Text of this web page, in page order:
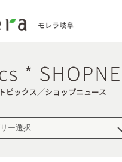
トピックス／ショップニュース